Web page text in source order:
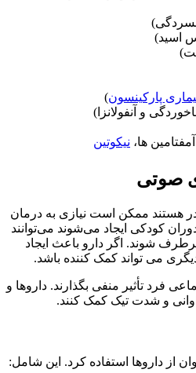
اسید)
پارکینسون)
و آنفولانزا)
آمفتامین ها، نیکوتین
صوتی
هستند ممکن است نیازی به درمان
کودکی ایجاد می‌شوند می‌توانند
شوند. اگر دارو باعث ایجاد
می تواند کمک کننده باشد.
فرد تأثیر منفی بگذارند. داروها و
و شدت تیک کمک کنند.
از داروها استفاده کرد. این شامل: